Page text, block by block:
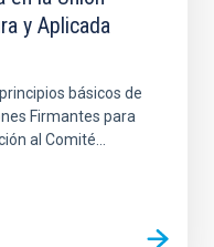
y Aplicada
básicos de
Firmantes para
al Comité...